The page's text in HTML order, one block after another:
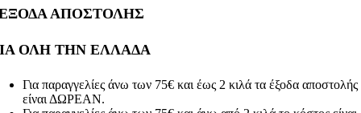
ΑΠΟΣΤΟΛΗΣ
ΟΛΗ ΤΗΝ ΕΛΛΑΔΑ
Για παραγγελίες άνω των 75€ και έως 2 κιλά τα έξοδα αποστολής
είναι ΔΩΡΕΑΝ.